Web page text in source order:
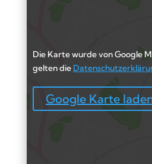
Die Karte wurde von Google
gelten die
Google Karte